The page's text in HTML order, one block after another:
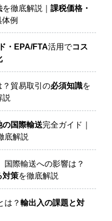
を徹底解説｜ 課税価格・
例
・EPA/FTA活用でコス
？貿易取引の必須知識を
説
の国際輸送完全ガイド｜
底解説
、国際輸送への影響は？
対策を徹底解説
は？ 輸出入の課題と対